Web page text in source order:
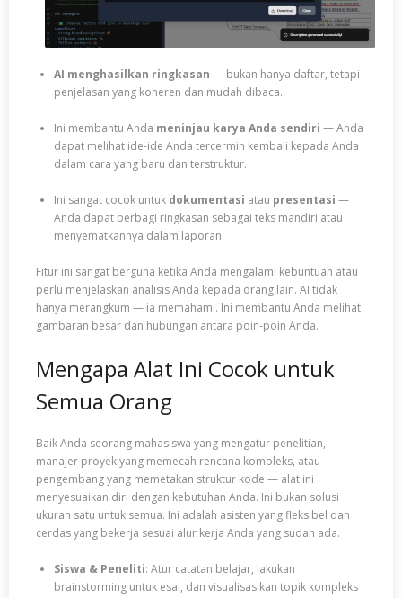
AI menghasilkan ringkasan — bukan hanya daftar, tetapi
penjelasan yang koheren dan mudah dibaca.
Ini membantu Anda meninjau karya Anda sendiri — Anda
dapat melihat ide-ide Anda tercermin kembali kepada Anda
dalam cara yang baru dan terstruktur.
Ini sangat cocok untuk dokumentasi atau presentasi —
Anda dapat berbagi ringkasan sebagai teks mandiri atau
menyematkannya dalam laporan.
Fitur ini sangat berguna ketika Anda mengalami kebuntuan atau
perlu menjelaskan analisis Anda kepada orang lain. AI tidak
hanya merangkum — ia memahami. Ini membantu Anda melihat
gambaran besar dan hubungan antara poin-poin Anda.
Mengapa Alat Ini Cocok untuk
Semua Orang
Baik Anda seorang mahasiswa yang mengatur penelitian,
manajer proyek yang memecah rencana kompleks, atau
pengembang yang memetakan struktur kode — alat ini
menyesuaikan diri dengan kebutuhan Anda. Ini bukan solusi
ukuran satu untuk semua. Ini adalah asisten yang fleksibel dan
cerdas yang bekerja sesuai alur kerja Anda yang sudah ada.
Siswa & Peneliti: Atur catatan belajar, lakukan
brainstorming untuk esai, dan visualisasikan topik kompleks